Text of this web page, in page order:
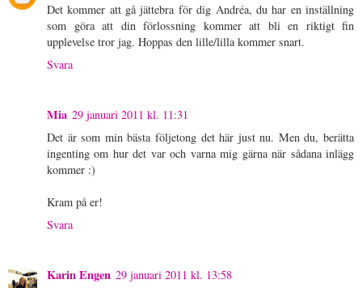
Det kommer att gå jättebra för dig Andréa, du har en inställning
som göra att din förlossning kommer att bli en riktigt fin
upplevelse tror jag. Hoppas den lille/lilla kommer snart.
Svara
Mia 29 januari 2011 kl. 11:31
Det är som min bästa följetong det här just nu. Men du, berätta
ingenting om hur det var och varna mig gärna när sådana inlägg
kommer :)
Kram på er!
Svara
Karin Engen 29 januari 2011 kl. 13:58